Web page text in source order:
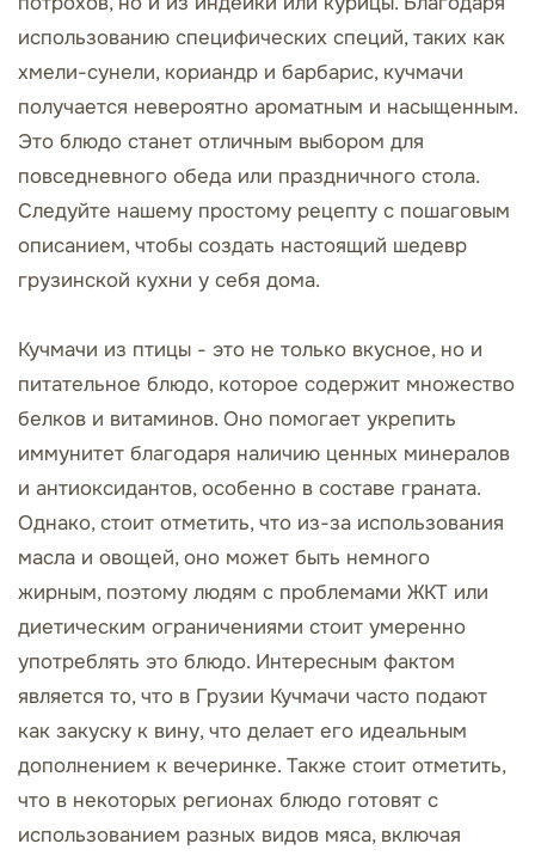
использованию специфических специй, таких как
хмели-сунели, кориандр и барбарис, кучмачи
получается невероятно ароматным и насыщенным.
Это блюдо станет отличным выбором для
повседневного обеда или праздничного стола.
Следуйте нашему простому рецепту с пошаговым
описанием, чтобы создать настоящий шедевр
грузинской кухни у себя дома.
Кучмачи из птицы - это не только вкусное, но и
питательное блюдо, которое содержит множество
белков и витаминов. Оно помогает укрепить
иммунитет благодаря наличию ценных минералов
и антиоксидантов, особенно в составе граната.
Однако, стоит отметить, что из-за использования
масла и овощей, оно может быть немного
жирным, поэтому людям с проблемами ЖКТ или
диетическим ограничениями стоит умеренно
употреблять это блюдо. Интересным фактом
является то, что в Грузии Кучмачи часто подают
как закуску к вину, что делает его идеальным
дополнением к вечеринке. Также стоит отметить,
что в некоторых регионах блюдо готовят с
использованием разных видов мяса, включая